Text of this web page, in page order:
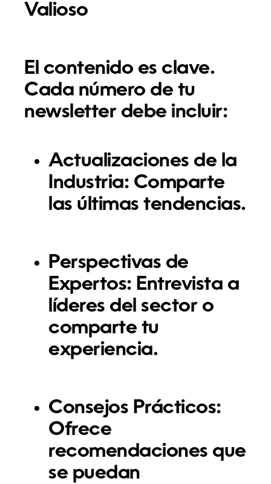
Valioso
El contenido es clave.
Cada número de tu
newsletter debe incluir:
Actualizaciones de la
Industria: Comparte
las últimas tendencias.
Perspectivas de
Expertos: Entrevista a
líderes del sector o
comparte tu
experiencia.
Consejos Prácticos:
Ofrece
recomendaciones que
se puedan